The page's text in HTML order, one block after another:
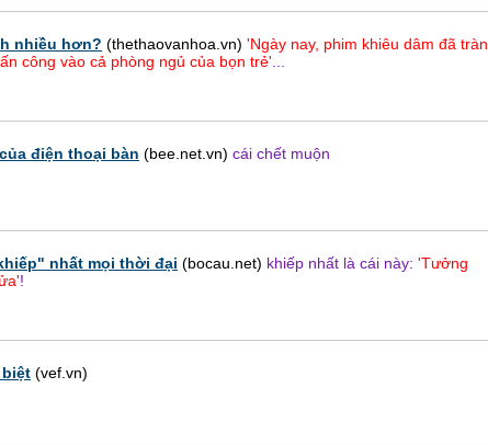
nhiều hơn? (thethaovanhoa.vn) 'Ngày nay, phim khiêu dâm đã tràn
công vào cả phòng ngủ của bọn trẻ'
điện thoại bàn (bee.net.vn) cái chết muộn
nhất mọi thời đại (bocau.net) khiếp nhất là cái này: 'Tưởng
!
(vef.vn)